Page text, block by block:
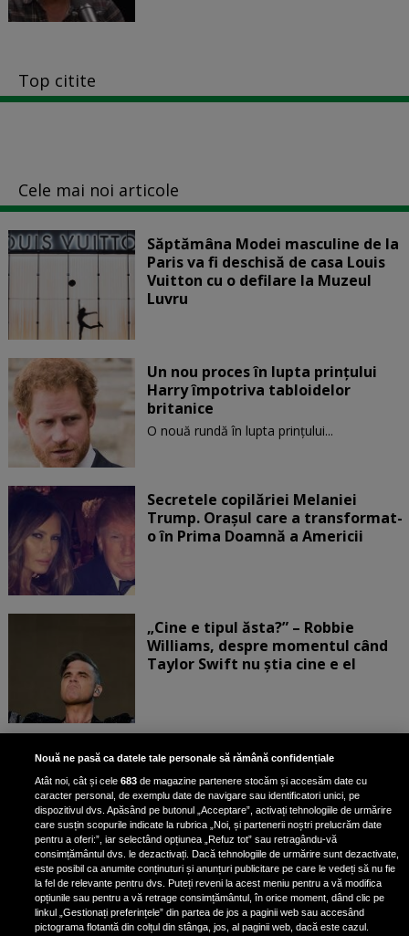
Top citite
Cele mai noi articole
Săptămâna Modei masculine de la
Paris va fi deschisă de casa Louis
Vuitton cu o defilare la Muzeul
Luvru
Un nou proces în lupta prinţului
Harry împotriva tabloidelor
britanice
O nouă rundă în lupta prinţului...
Secretele copilăriei Melaniei
Trump. Orașul care a transformat-
o în Prima Doamnă a Americii
„Cine e tipul ăsta?” – Robbie
Williams, despre momentul când
Taylor Swift nu știa cine e el
Bruce Dickinson, solistul trupei
Iron Maiden, şi-a arătat talentul
de scrimer la un concurs în Franţa
Nicki Minaj, acuzată de agresiune
de fostul manager: Detalii șocante
din proces
Nouă ne pasă ca datele tale personale să rămână confidențiale
Atât noi, cât și cele683 de magazine partenere stocăm și accesăm date cu
caracter personal, de exemplu date de navigare sau identificatori unici, pe
dispozitivul dvs. Apăsând pe butonul „Acceptare”, activați tehnologiile de urmărire
care susțin scopurile indicate la rubrica „Noi, și partenerii noștri prelucrăm date
pentru a oferi:”, iar selectând opțiunea „Refuz tot” sau retragându-vă
consimțământul dvs. le dezactivați. Dacă tehnologiile de urmărire sunt dezactivate,
este posibil ca anumite conținuturi și anunțuri publicitare pe care le vedeți să nu fie
la fel de relevante pentru dvs. Puteți reveni la acest meniu pentru a vă modifica
opțiunile sau pentru a vă retrage consimțământul, în orice moment, dând clic pe
linkul „Gestionați preferințele” din partea de jos a paginii web sau accesând
pictograma flotantă din colțul din stânga, jos, al paginii web, dacă este cazul.